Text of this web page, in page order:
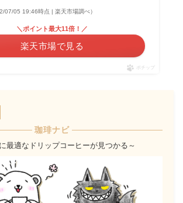
07/05 19:46時点 | 楽天市場調べ）
＼ポイント最大11倍！／
楽天市場で見る
ポチップ
珈琲ナビ
最適なドリップコーヒーが見つかる～